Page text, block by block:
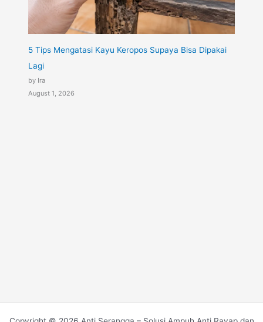
5 Tips Mengatasi Kayu Keropos Supaya Bisa Dipakai
Lagi
by Ira
August 1, 2026